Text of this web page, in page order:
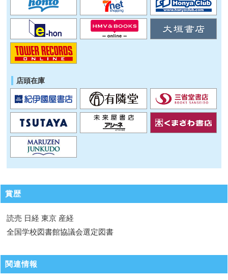
店頭在庫
賞歴
読売 日経 東京 産経
全国学校図書館協議会選定図書
関連情報